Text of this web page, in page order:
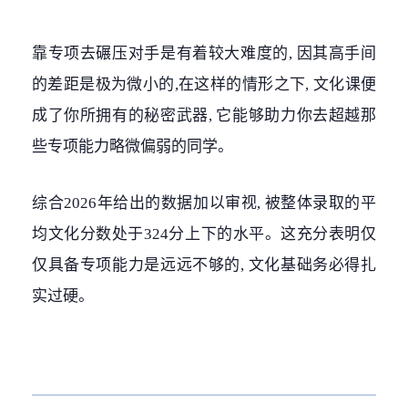
靠专项去碾压对手是有着较大难度的, 因其高手间
的差距是极为微小的,在这样的情形之下, 文化课便
成了你所拥有的秘密武器, 它能够助力你去超越那
些专项能力略微偏弱的同学。
综合2026年给出的数据加以审视, 被整体录取的平
均文化分数处于324分上下的水平。这充分表明仅
仅具备专项能力是远远不够的, 文化基础务必得扎
实过硬。